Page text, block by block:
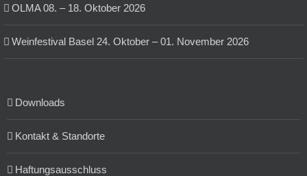
OLMA 08. – 18. Oktober 2026
Weinfestival Basel 24. Oktober – 01. November 2026
Downloads
Kontakt & Standorte
Haftungsausschluss